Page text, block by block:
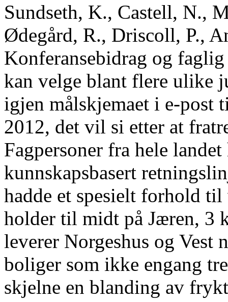
Sundseth, K., Castell, N.,
Ødegård, R., Driscoll, P.,
Konferansebidrag og
kan velge blant flere ulike
igjen målskjemaet i e-post
2012, det vil si etter at
Fagpersoner fra hele
kunnskapsbasert
hadde et spesielt forhold
holder til midt på Jæren, 3
leverer Norgeshus og
boliger som ikke engang
skjelne en blanding av